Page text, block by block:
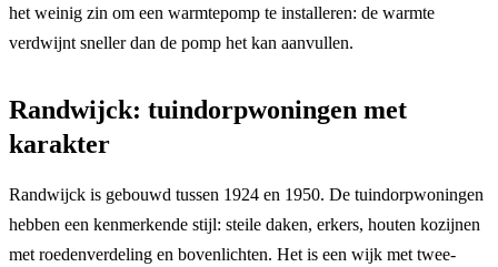
het weinig zin om een warmtepomp te installeren: de warmte
verdwijnt sneller dan de pomp het kan aanvullen.
Randwijck: tuindorpwoningen met
karakter
Randwijck is gebouwd tussen 1924 en 1950. De tuindorpwoningen
hebben een kenmerkende stijl: steile daken, erkers, houten kozijnen
met roedenverdeling en bovenlichten. Het is een wijk met twee-